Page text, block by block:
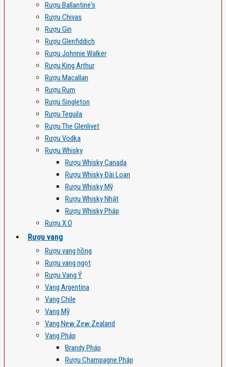
Rượu Ballantine's
Rượu Chivas
Rượu Gin
Rượu Glenfiddich
Rượu Johnnie Walker
Rượu King Arthur
Rượu Macallan
Rượu Rum
Rượu Singleton
Rượu Tequila
Rượu The Glenlivet
Rượu Vodka
Rượu Whisky
Rượu Whisky Canada
Rượu Whisky Đài Loan
Rượu Whisky Mỹ
Rượu Whisky Nhật
Rượu Whisky Pháp
Rượu X.O
Rượu vang
Rượu vang hồng
Rượu vang ngọt
Rượu Vang Ý
Vang Argentina
Vang Chile
Vang Mỹ
Vang New Zew Zealand
Vang Pháp
Brandy Pháp
Rượu Champagne Pháp